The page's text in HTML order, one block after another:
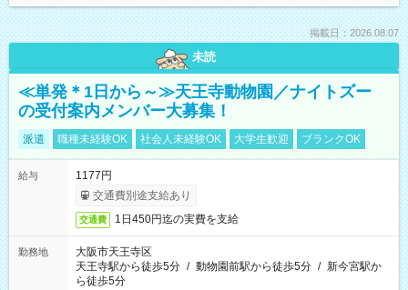
掲載日：2026.08.07
未読
≪単発＊1日から～≫天王寺動物園／ナイトズー
の受付案内メンバー大募集！
派遣 職種未経験OK 社会人未経験OK 大学生歓迎 ブランクOK
給与
1177円
交通費別途支給あり
交通費 1日450円迄の実費を支給
勤務地
大阪市天王寺区
天王寺駅から徒歩5分 / 動物園前駅から徒歩5分 / 新今宮駅か
ら徒歩5分